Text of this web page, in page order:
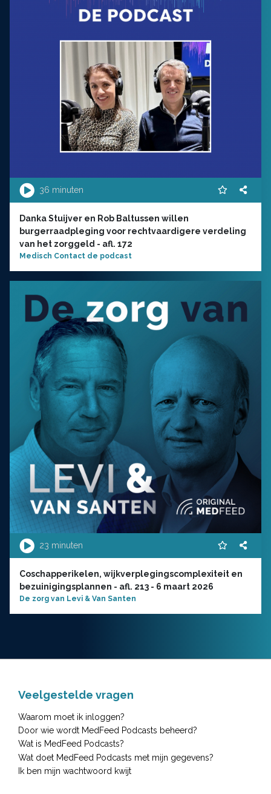
36 minuten
Danka Stuijver en Rob Baltussen willen
burgerraadpleging voor rechtvaardigere verdeling
van het zorggeld - afl. 172
Medisch Contact de podcast
23 minuten
Coschapperikelen, wijkverplegingscomplexiteit en
bezuinigingsplannen - afl. 213 - 6 maart 2026
De zorg van Levi & Van Santen
Veelgestelde vragen
Waarom moet ik inloggen?
Door wie wordt MedFeed Podcasts beheerd?
Wat is MedFeed Podcasts?
Wat doet MedFeed Podcasts met mijn gegevens?
Ik ben mijn wachtwoord kwijt